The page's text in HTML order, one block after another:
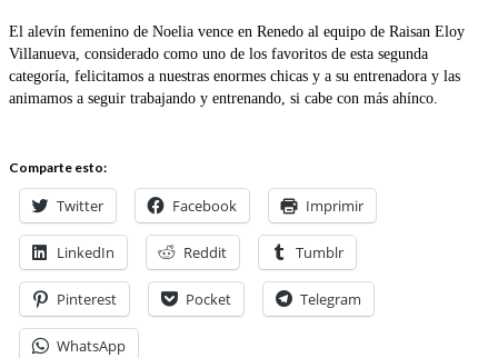
El alevín femenino de Noelia vence en Renedo al equipo de Raisan Eloy
Villanueva, considerado como uno de los favoritos de esta segunda
categoría, felicitamos a nuestras enormes chicas y a su entrenadora y las
animamos a seguir trabajando y entrenando, si cabe con más ahínco.
Comparte esto:
Twitter Facebook Imprimir
LinkedIn Reddit Tumblr
Pinterest Pocket Telegram
WhatsApp